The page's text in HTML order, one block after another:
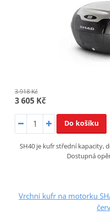
3 918 Kč
3 605 Kč
Do košíku
SH40 je kufr střední kapacity,
Dostupná
Vrchní kufr na motorku